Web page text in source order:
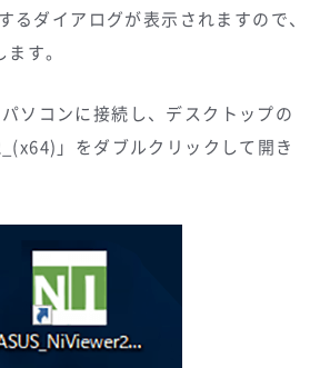
るダイアログが表示されますので、
す。
ソコンに接続し、デスクトップの
」をダブルクリックして開き